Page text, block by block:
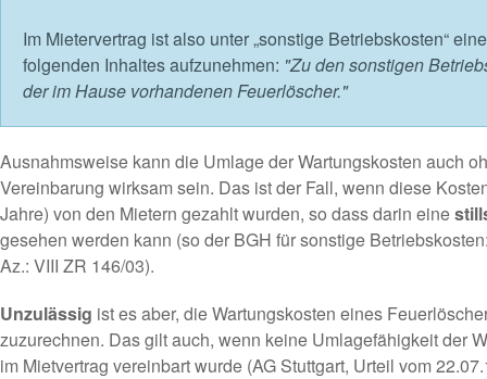
Im Mietervertrag ist also unter „sonstige Betriebskosten“
folgenden Inhaltes aufzunehmen: "Zu den sonstigen
der im Hause vorhandenen Feuerlöscher."
Ausnahmsweise kann die Umlage der Wartungskosten auch
Vereinbarung wirksam sein. Das ist der Fall, wenn diese
Jahre) von den Mietern gezahlt wurden, so dass darin eine
gesehen werden kann (so der BGH für sonstige
Az.: VIII ZR 146/03).
Unzulässig ist es aber, die Wartungskosten eines
zuzurechnen. Das gilt auch, wenn keine Umlagefähigkeit der
im Mietvertrag vereinbart wurde (AG Stuttgart, Urteil vom